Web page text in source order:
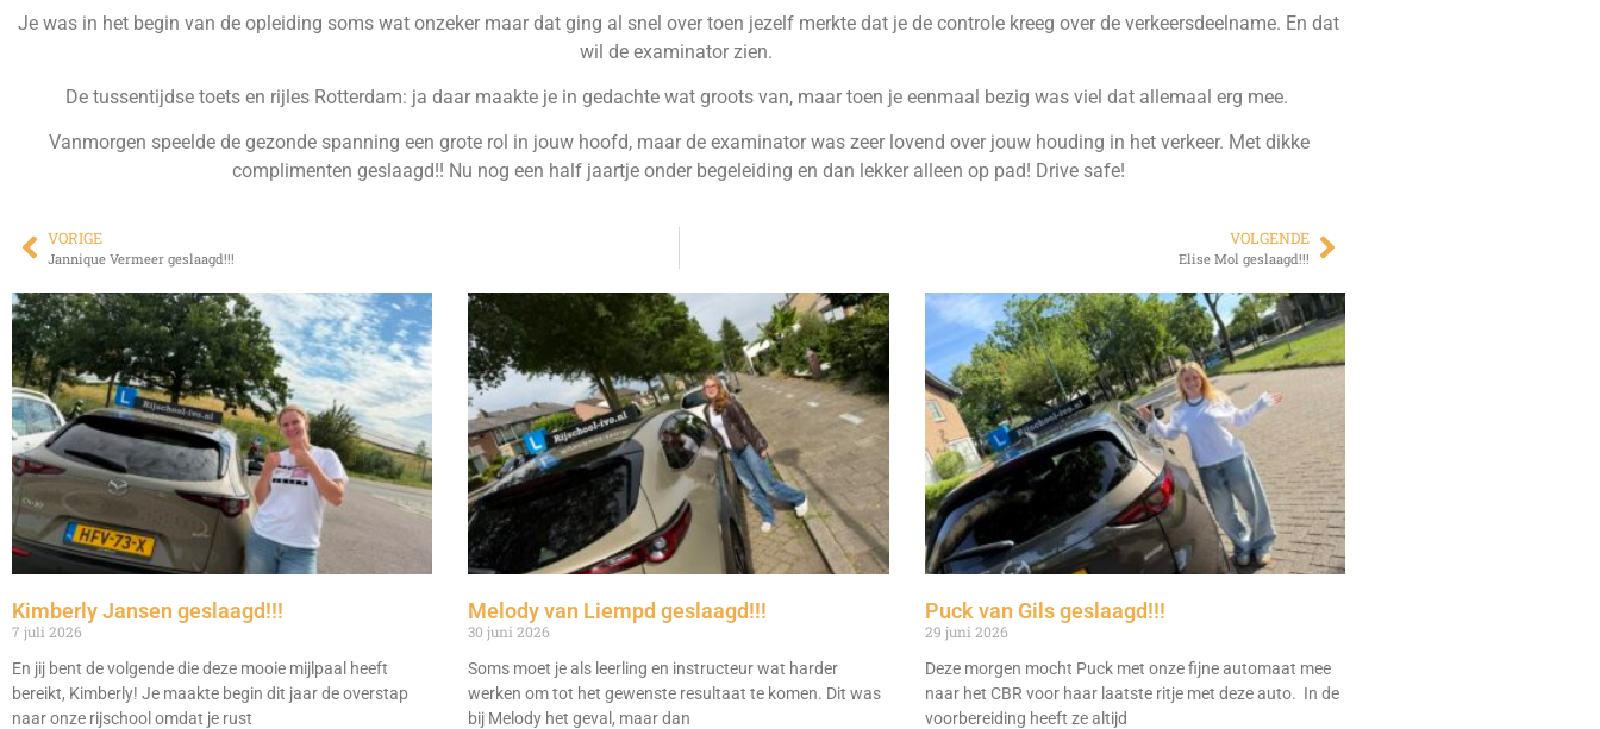
Je was in het begin van de opleiding soms wat onzeker maar dat ging al snel over toen jezelf merkte dat je de controle kreeg over de verkeersdeelname. En dat
wil de examinator zien.
De tussentijdse toets en rijles Rotterdam: ja daar maakte je in gedachte wat groots van, maar toen je eenmaal bezig was viel dat allemaal erg mee.
Vanmorgen speelde de gezonde spanning een grote rol in jouw hoofd, maar de examinator was zeer lovend over jouw houding in het verkeer. Met dikke
complimenten geslaagd!! Nu nog een half jaartje onder begeleiding en dan lekker alleen op pad! Drive safe!
VORIGE
Jannique Vermeer geslaagd!!!
VOLGENDE
Elise Mol geslaagd!!!
Kimberly Jansen geslaagd!!!
7 juli 2026
En jij bent de volgende die deze mooie mijlpaal heeft
bereikt, Kimberly! Je maakte begin dit jaar de overstap
naar onze rijschool omdat je rust
Melody van Liempd geslaagd!!!
30 juni 2026
Soms moet je als leerling en instructeur wat harder
werken om tot het gewenste resultaat te komen. Dit was
bij Melody het geval, maar dan
Puck van Gils geslaagd!!!
29 juni 2026
Deze morgen mocht Puck met onze fijne automaat mee
naar het CBR voor haar laatste ritje met deze auto. In de
voorbereiding heeft ze altijd